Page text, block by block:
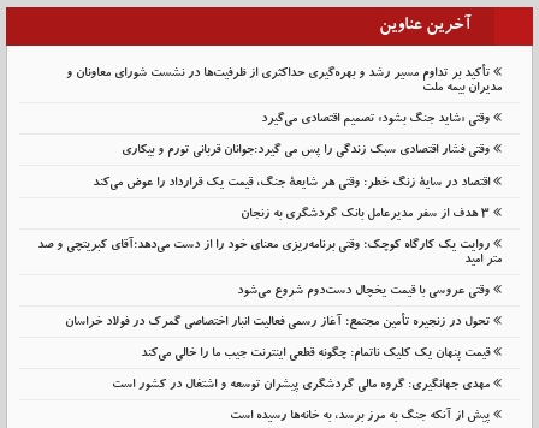
آخرین عناوین
تأکید بر تداوم مسیر رشد و بهره‌گیری حداکثری از ظرفیت‌ها در نشست شورای معاونان و
مدیران بیمه ملت
وقتی «شاید جنگ بشود» تصمیم اقتصادی می‌گیرد
وقتی فشار اقتصادی سبک زندگی را پس می گیرد:جوانان قربانی تورم و بیکاری
اقتصاد در سایهٔ زنگ خطر: وقتی هر شایعهٔ جنگ، قیمت یک قرارداد را عوض می‌کند
۳ هدف از سفر مدیرعامل بانک گردشگری به زنجان
روایت یک کارگاه کوچک؛ وقتی برنامه‌ریزی معنای خود را از دست می‌دهد؛آقای کبریتچی و صد
متر امید
وقتی عروسی با قیمت یخچال دست‌دوم شروع می‌شود
تحول در زنجیره تأمین مجتمع؛ آغاز رسمی فعالیت انبار اختصاصی گمرک در فولاد خراسان
قیمت پنهان یک کلیک ناتمام: چگونه قطعی اینترنت جیب ما را خالی می‌کند
مهدی جهانگیری: گروه مالی گردشگری پیشران توسعه و اشتغال در کشور است
پیش از آنکه جنگ به مرز برسد، به خانه‌ها رسیده است